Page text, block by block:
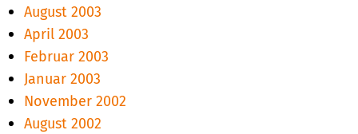
August 2003
April 2003
Februar 2003
Januar 2003
November 2002
August 2002